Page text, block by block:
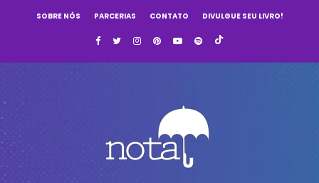
SOBRE NÓS PARCERIAS CONTATO DIVULGUE SEU LIVRO!